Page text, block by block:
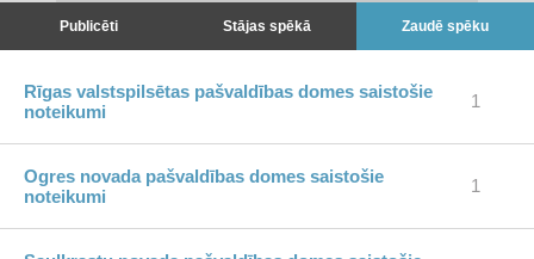
Publicēti Stājas spēkā Zaudē spēku
Rīgas valstspilsētas pašvaldības domes saistošie
noteikumi
1
Ogres novada pašvaldības domes saistošie
noteikumi
1